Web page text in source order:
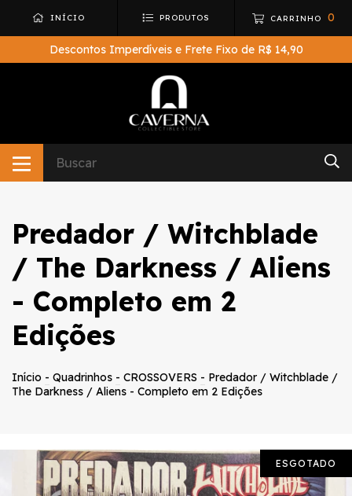
INÍCIO PRODUTOS CARRINHO 0
Descontos Imperdíveis e Frete Fixo de R$ 14,90
Predador / Witchblade
/ The Darkness / Aliens
- Completo em 2
Edições
Início - Quadrinhos - CROSSOVERS - Predador / Witchblade /
The Darkness / Aliens - Completo em 2 Edições
ESGOTADO